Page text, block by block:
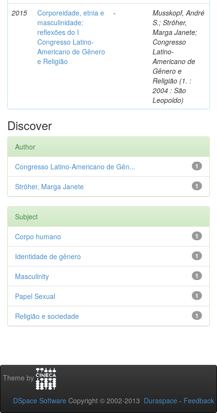
2015
Corporeidade, etnia e
masculinidade:
reflexões do I
Congresso Latino-
Americano de Gênero
e Religião
-
Musskopf, André
S.; Ströher,
Marga Janete;
Congresso
Latino-
Americano de
Gênero e
Religião (1. :
2004 : São
Leopoldo)
Discover
Author
1
Congresso Latino-Americano de Gên...
1
Ströher, Marga Janete
Subject
1
Corpo humano
1
Identidade de gênero
1
Masculinity
1
Papel Sexual
1
Religião e sociedade
Theme by
DSpace Software Copyright © 2002-2013 Duraspace - Feedback